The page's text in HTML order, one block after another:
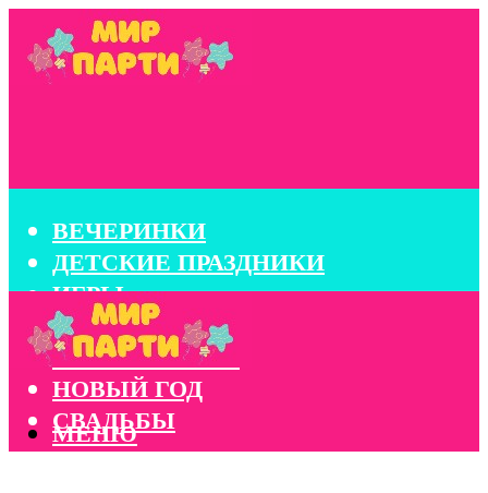
ВЕЧЕРИНКИ
ДЕТСКИЕ ПРАЗДНИКИ
ИГРЫ
КОНКУРСЫ
КОРПОРАТИВЫ
НОВЫЙ ГОД
СВАДЬБЫ
МЕНЮ